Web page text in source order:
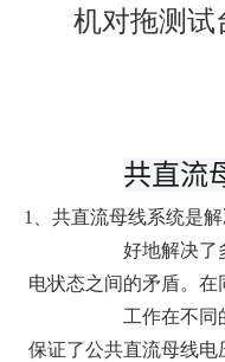
机对拖测
共直流
1、共直流母线系统是
好地解决了
电状态之间的矛盾。
工作在不同
保证了公共直流母线电